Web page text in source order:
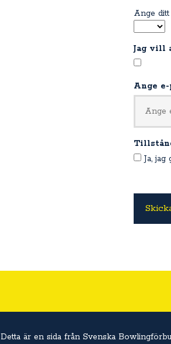
Ange
Jag vill
Ange e-
Ja,
Detta är en sida från Svenska